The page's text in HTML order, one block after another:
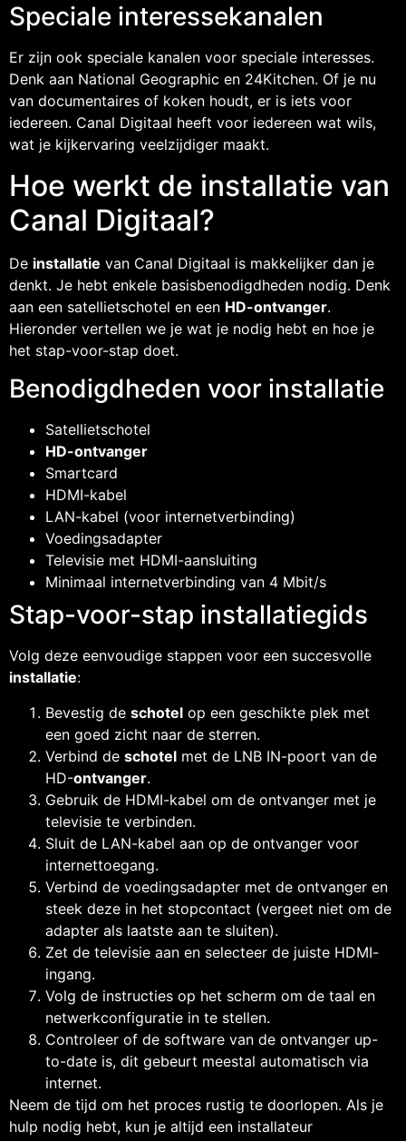
Speciale interessekanalen
Er zijn ook speciale kanalen voor speciale interesses.
Denk aan National Geographic en 24Kitchen. Of je nu
van documentaires of koken houdt, er is iets voor
iedereen. Canal Digitaal heeft voor iedereen wat wils,
wat je kijkervaring veelzijdiger maakt.
Hoe werkt de installatie van
Canal Digitaal?
De installatie van Canal Digitaal is makkelijker dan je
denkt. Je hebt enkele basisbenodigdheden nodig. Denk
aan een satellietschotel en een HD-ontvanger.
Hieronder vertellen we je wat je nodig hebt en hoe je
het stap-voor-stap doet.
Benodigdheden voor installatie
Satellietschotel
HD-ontvanger
Smartcard
HDMI-kabel
LAN-kabel (voor internetverbinding)
Voedingsadapter
Televisie met HDMI-aansluiting
Minimaal internetverbinding van 4 Mbit/s
Stap-voor-stap installatiegids
Volg deze eenvoudige stappen voor een succesvolle
installatie:
Bevestig de schotel op een geschikte plek met
een goed zicht naar de sterren.
Verbind de schotel met de LNB IN-poort van de
HD-ontvanger.
Gebruik de HDMI-kabel om de ontvanger met je
televisie te verbinden.
Sluit de LAN-kabel aan op de ontvanger voor
internettoegang.
Verbind de voedingsadapter met de ontvanger en
steek deze in het stopcontact (vergeet niet om de
adapter als laatste aan te sluiten).
Zet de televisie aan en selecteer de juiste HDMI-
ingang.
Volg de instructies op het scherm om de taal en
netwerkconfiguratie in te stellen.
Controleer of de software van de ontvanger up-
to-date is, dit gebeurt meestal automatisch via
internet.
Neem de tijd om het proces rustig te doorlopen. Als je
hulp nodig hebt, kun je altijd een installateur